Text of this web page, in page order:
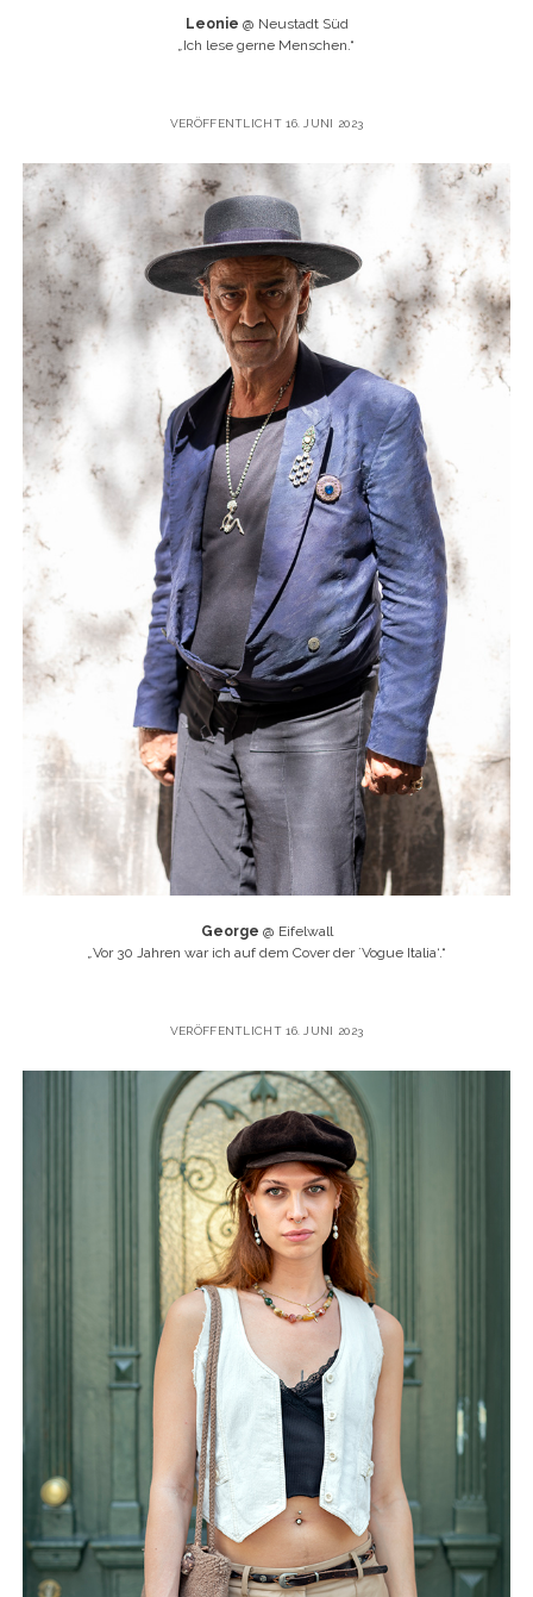
Leonie @ Neustadt Süd
Ich lese gerne Menschen.“
VERÖFFENTLICHT 16. JUNI 2023
George @ Eifelwall
Vor 30 Jahren war ich auf dem Cover der ´Vogue Italia‘.“
VERÖFFENTLICHT 16. JUNI 2023